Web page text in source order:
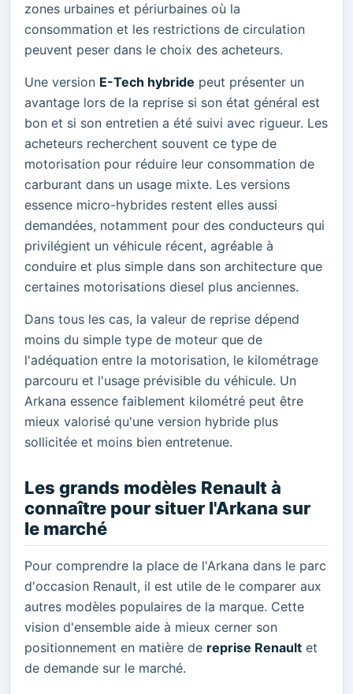
zones urbaines et périurbaines où la
consommation et les restrictions de circulation
peuvent peser dans le choix des acheteurs.
Une version E-Tech hybride peut présenter un
avantage lors de la reprise si son état général est
bon et si son entretien a été suivi avec rigueur. Les
acheteurs recherchent souvent ce type de
motorisation pour réduire leur consommation de
carburant dans un usage mixte. Les versions
essence micro-hybrides restent elles aussi
demandées, notamment pour des conducteurs qui
privilégient un véhicule récent, agréable à
conduire et plus simple dans son architecture que
certaines motorisations diesel plus anciennes.
Dans tous les cas, la valeur de reprise dépend
moins du simple type de moteur que de
l'adéquation entre la motorisation, le kilométrage
parcouru et l'usage prévisible du véhicule. Un
Arkana essence faiblement kilométré peut être
mieux valorisé qu'une version hybride plus
sollicitée et moins bien entretenue.
Les grands modèles Renault à
connaître pour situer l'Arkana sur
le marché
Pour comprendre la place de l'Arkana dans le parc
d'occasion Renault, il est utile de le comparer aux
autres modèles populaires de la marque. Cette
vision d'ensemble aide à mieux cerner son
positionnement en matière de reprise Renault et
de demande sur le marché.